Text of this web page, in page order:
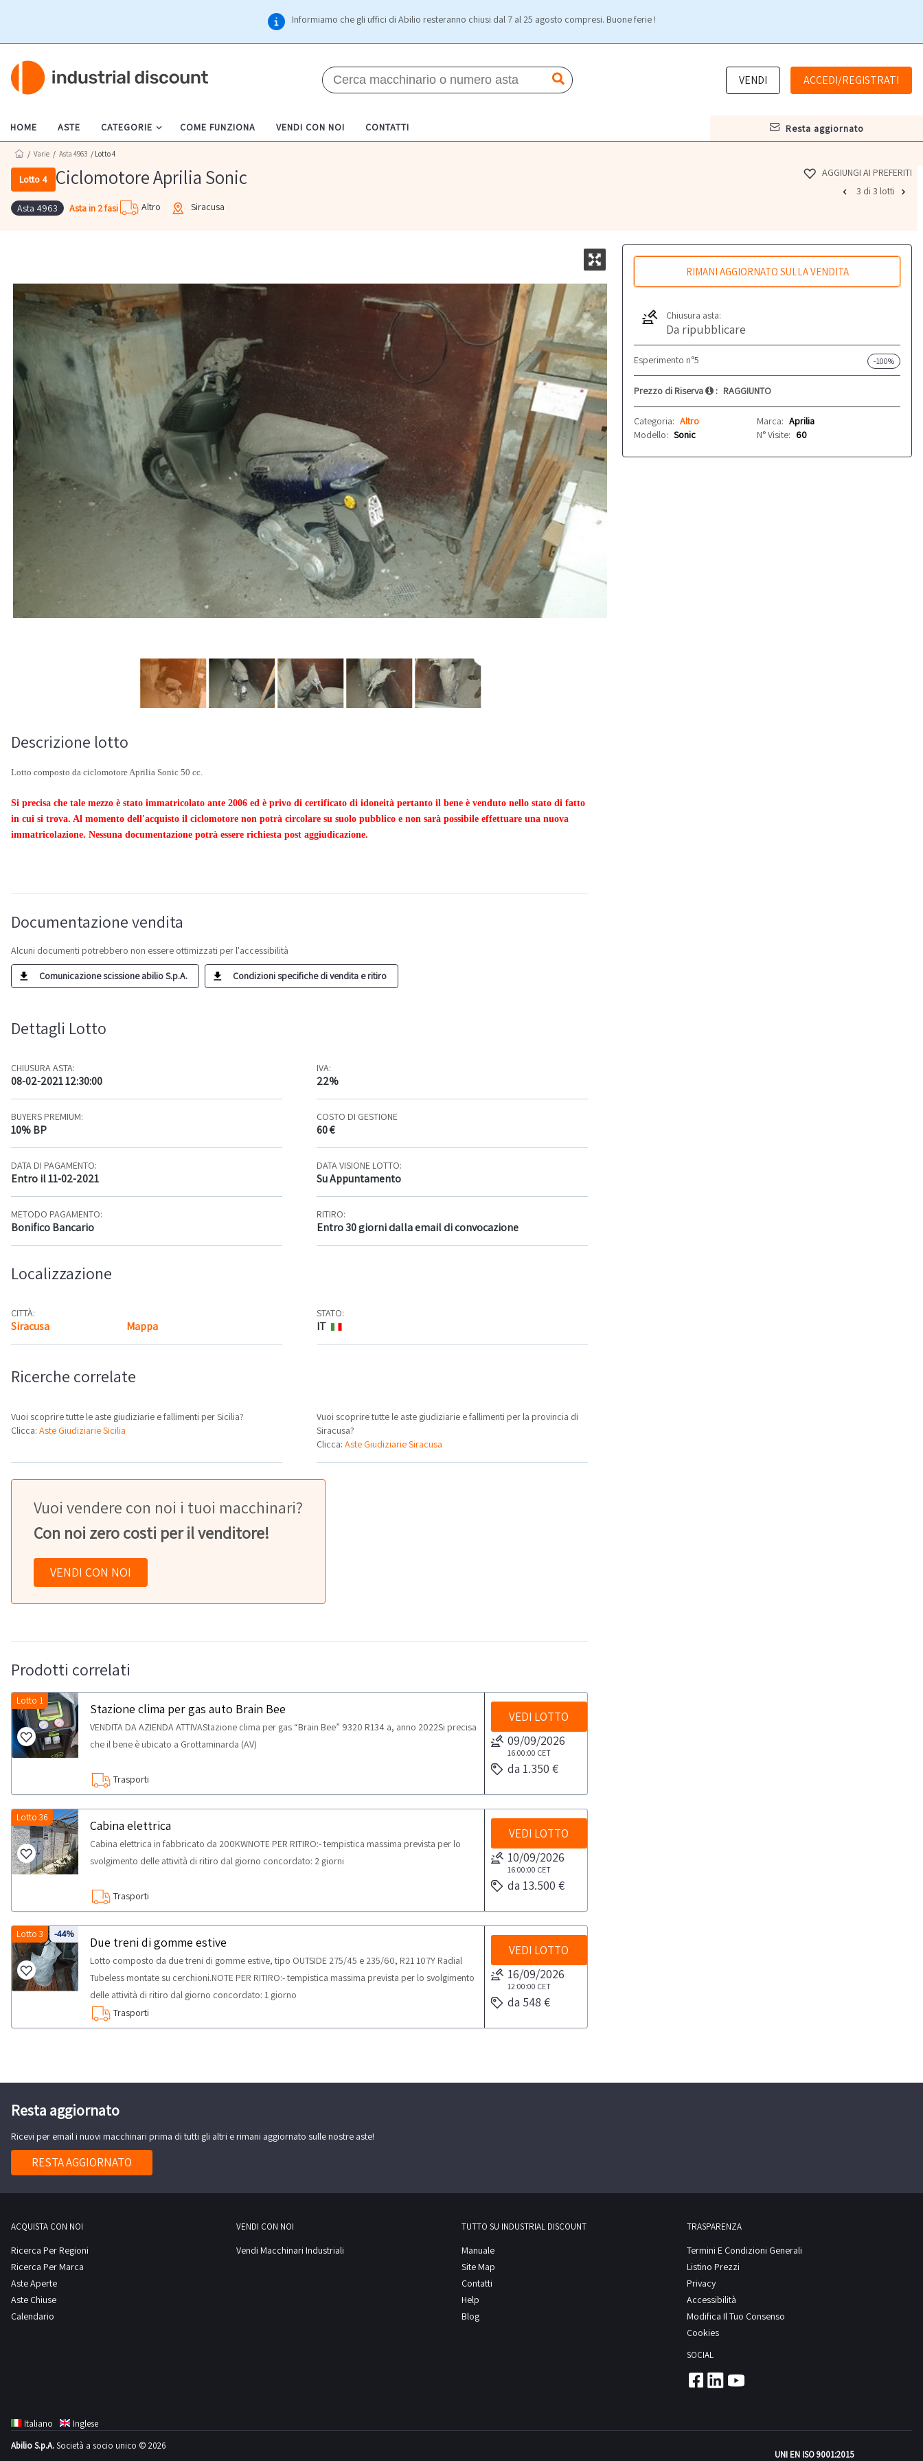
Informiamo che gli uffici di Abilio resteranno chiusi dal 7 al 25 agosto compresi. Buone ferie !
VENDI ACCEDI/REGISTRATI
HOME ASTE CATEGORIE COME FUNZIONA VENDI CON NOI CONTATTI resta aggiornato
/ Varie / Asta 4963 / Lotto 4
Lotto 4 Ciclomotore Aprilia Sonic
Asta 4963 Asta in 2 fasi Altro Siracusa
AGGIUNGI AI PREFERITI
3 di 3 lotti
RIMANI AGGIORNATO SULLA VENDITA
Chiusura asta:
Da ripubblicare
Esperimento n°5 -100%
Prezzo di Riserva : RAGGIUNTO
Categoria: Altro Marca: Aprilia
Modello: Sonic N° Visite: 60
Descrizione lotto
Lotto composto da ciclomotore Aprilia Sonic 50 cc.
Si precisa che tale mezzo è stato immatricolato ante 2006 ed è privo di certificato di idoneità pertanto il bene è venduto nello stato di fatto
in cui si trova. Al momento dell'acquisto il ciclomotore non potrà circolare su suolo pubblico e non sarà possibile effettuare una nuova
immatricolazione. Nessuna documentazione potrà essere richiesta post aggiudicazione.
Documentazione vendita
Alcuni documenti potrebbero non essere ottimizzati per l'accessibilità
Comunicazione scissione abilio S.p.A. Condizioni specifiche di vendita e ritiro
Dettagli Lotto
CHIUSURA ASTA:
08-02-2021 12:30:00
IVA:
22%
BUYERS PREMIUM:
10% BP
COSTO DI GESTIONE
60 €
DATA DI PAGAMENTO:
Entro il 11-02-2021
DATA VISIONE LOTTO:
Su Appuntamento
METODO PAGAMENTO:
Bonifico Bancario
RITIRO:
Entro 30 giorni dalla email di convocazione
Localizzazione
CITTÀ:
Siracusa Mappa
STATO:
IT
Ricerche correlate
Vuoi scoprire tutte le aste giudiziarie e fallimenti per Sicilia?
Clicca: Aste Giudiziarie Sicilia
Vuoi scoprire tutte le aste giudiziarie e fallimenti per la provincia di
Siracusa?
Clicca:Aste Giudiziarie Siracusa
Vuoi vendere con noi i tuoi macchinari?
Con noi zero costi per il venditore!
VENDI CON NOI
Prodotti correlati
Lotto 1
Stazione clima per gas auto Brain Bee
VENDITA DA AZIENDA ATTIVAStazione clima per gas “Brain Bee” 9320 R134 a, anno 2022Si precisa
che il bene è ubicato a Grottaminarda (AV)
Trasporti
VEDI LOTTO
09/09/2026
16:00:00 CET
da 1.350 €
Lotto 36
Cabina elettrica
Cabina elettrica in fabbricato da 200KWNOTE PER RITIRO:- tempistica massima prevista per lo
svolgimento delle attività di ritiro dal giorno concordato: 2 giorni
Trasporti
VEDI LOTTO
10/09/2026
16:00:00 CET
da 13.500 €
-44%
Lotto 3
Due treni di gomme estive
Lotto composto da due treni di gomme estive, tipo OUTSIDE 275/45 e 235/60, R21 107Y Radial
Tubeless montate su cerchioni.NOTE PER RITIRO:- tempistica massima prevista per lo svolgimento
delle attività di ritiro dal giorno concordato: 1 giorno
Trasporti
VEDI LOTTO
16/09/2026
12:00:00 CET
da 548 €
Resta aggiornato
Ricevi per email i nuovi macchinari prima di tutti gli altri e rimani aggiornato sulle nostre aste!
RESTA AGGIORNATO
ACQUISTA CON NOI
Ricerca Per Regioni
Ricerca Per Marca
Aste Aperte
Aste Chiuse
Calendario
VENDI CON NOI
Vendi Macchinari Industriali
TUTTO SU INDUSTRIAL DISCOUNT
Manuale
Site Map
Contatti
Help
Blog
TRASPARENZA
Termini E Condizioni Generali
Listino Prezzi
Privacy
Accessibilità
Modifica Il Tuo Consenso
Cookies
SOCIAL
Italiano
Inglese
Abilio S.p.A.Società a socio unico © 2026
UNI EN ISO 9001:2015